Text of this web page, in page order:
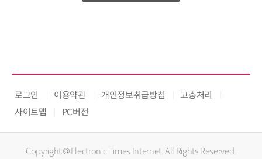
로그인 이용약관 개인정보취급방침
고충처리
사이트맵
PC버전
Copyright © Electronic Times Internet. All Rights Reserved.